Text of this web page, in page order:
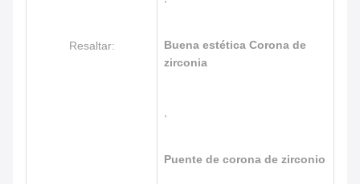
Resaltar:
Buena estética Corona de
zirconia
Puente de corona de zirconio